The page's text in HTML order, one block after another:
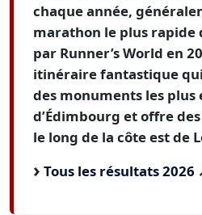
chaque année,
marathon le plus rapide
par Runner’s World en
itinéraire fantastique
des monuments les
d’Édimbourg et offre
le long de la côte est de
Tous les résultats 2026